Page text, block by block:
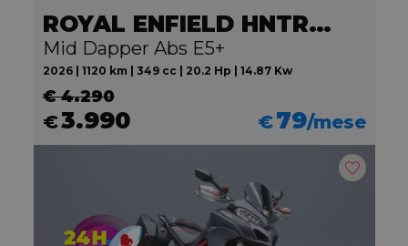
ROYAL ENFIELD HNTR 350
Mid Dapper Abs E5+
2026 | 1120 km | 349 cc | 20.2 Hp | 14.87 Kw
€ 4.290
€3.990 €79/mese